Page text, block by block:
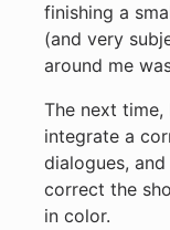
finishing a
(and very
around me
The next
integrate a
dialogues,
correct the
in color.